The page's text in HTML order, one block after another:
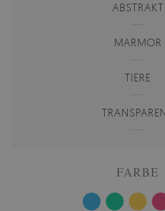
ABSTRAKT
MARMOR
TIERE
FARBE